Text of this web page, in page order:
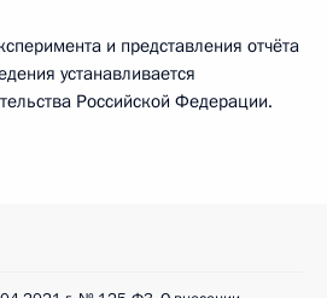
и представления отчёта
устанавливается
Российской Федерации.